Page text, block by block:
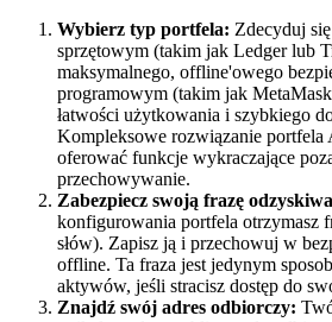
Wybierz typ portfela: Zdecyduj
sprzętowym (takim jak Ledger lub
maksymalnego, offline'owego
programowym (takim jak
łatwości użytkowania i szybkiego
Kompleksowe rozwiązanie portfela
oferować funkcje wykraczające
przechowywanie.
Zabezpiecz swoją frazę
konfigurowania portfela otrzymasz
słów). Zapisz ją i przechowuj w
offline. Ta fraza jest jedynym
aktywów, jeśli stracisz dostęp do
Znajdź swój adres odbiorczy: